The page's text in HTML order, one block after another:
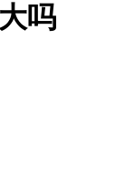
吗